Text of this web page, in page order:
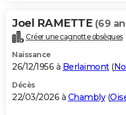
Joel RAMETTE (69
Créer une cagnotte obsèques
Naissance
26/12/1956 à Berlaimont(
Décès
22/03/2026 à Chambly(